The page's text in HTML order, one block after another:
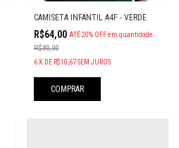
CAMISETA INFANTIL A4F - VERDE
R$64,00 ATÉ 20% OFF em quantidade
R$80,00
6 X DE R$10,67 SEM JUROS
COMPRAR